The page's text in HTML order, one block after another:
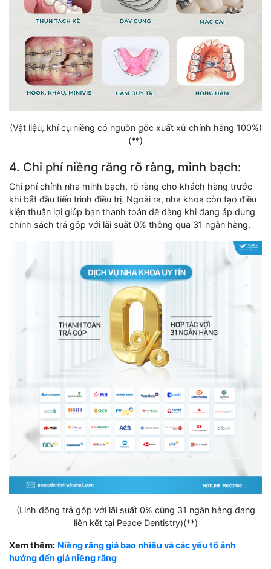
(Vật liệu, khí cụ niềng có nguồn gốc xuất xứ chính hãng 100%)
(**)
4. Chi phí niềng răng rõ ràng, minh bạch:
Chi phí chỉnh nha minh bạch, rõ ràng cho khách hàng trước
khi bắt đầu tiến trình điều trị. Ngoài ra, nha khoa còn tạo điều
kiện thuận lợi giúp bạn thanh toán dễ dàng khi đang áp dụng
chính sách trả góp với lãi suất 0% thông qua 31 ngân hàng.
(Linh động trả góp với lãi suất 0% cùng 31 ngân hàng đang
liên kết tại Peace Dentistry)(**)
Xem thêm: Niềng răng giá bao nhiêu và các yếu tố ảnh
hưởng đến giá niềng răng